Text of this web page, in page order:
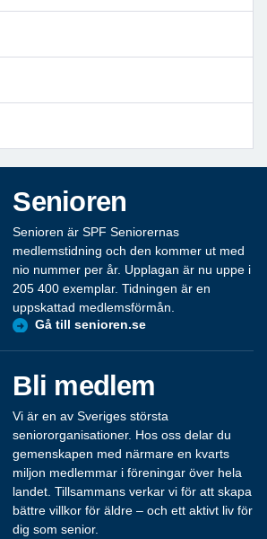
Senioren
Senioren är SPF Seniorernas
medlemstidning och den kommer ut med
nio nummer per år. Upplagan är nu uppe i
205 400 exemplar. Tidningen är en
uppskattad medlemsförmån.
Gå till senioren.se
Bli medlem
Vi är en av Sveriges största
seniororganisationer. Hos oss delar du
gemenskapen med närmare en kvarts
miljon medlemmar i föreningar över hela
landet. Tillsammans verkar vi för att skapa
bättre villkor för äldre – och ett aktivt liv för
dig som senior.